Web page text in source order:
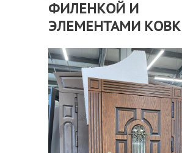
ФИЛЕНКОЙ И
ЭЛЕМЕНТАМИ